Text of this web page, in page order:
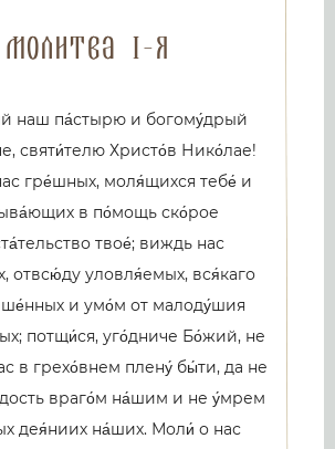
Молитва 1-я
наш па́стырю и богому́дрый
святи́телю Христо́в Нико́лае!
гре́шных, моля́щихся тебе́ и
в по́мощь ско́рое
твое́; виждь нас
отвсю́ду уловля́емых, вся́каго
и умо́м от малоду́шия
потщи́ся, уго́дниче Бо́жий, не
в грехо́внем плену́ бы́ти, да не
враго́м на́шим и не у́мрем
дея́ниих на́ших. Моли́ о нас